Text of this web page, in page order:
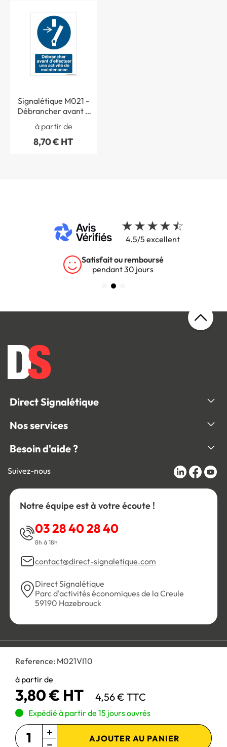
Reference: M021VI10
à partir de
3,80 € HT 4,56 € TTC
Expédié à partir de 15 jours ouvrés
AJOUTER AU PANIER
Signalétique M021 -
Débrancher avant d
´effectuer une activité
de maintenance - ISO
7010
à partir de
8,70 € HT
4.5/5 excellent
Satisfait ou remboursé
pendant 30 jours
Direct Signalétique
Nos services
Besoin d'aide ?
Suivez-nous
Notre équipe est à votre écoute !
03 28 40 28 40
8h à 18h
contact@direct-signaletique.com
Direct Signalétique
Parc d'activités économiques de la Creule
59190 Hazebrouck
Personnaliser les cookies
Paiement 100% sécurisé :
Site réservé aux professionnels